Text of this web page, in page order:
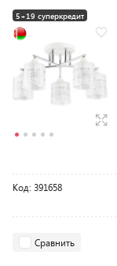
5+19 суперкредит
Код: 391658
Сравнить